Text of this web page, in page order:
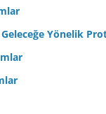
Yönelik